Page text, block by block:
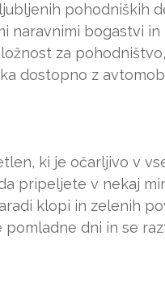
pohodniških
naravnimi bogastvi in
za
dostopno z
ki je očarljivo v
pripeljete v nekaj
klopi in zelenih
dni in se